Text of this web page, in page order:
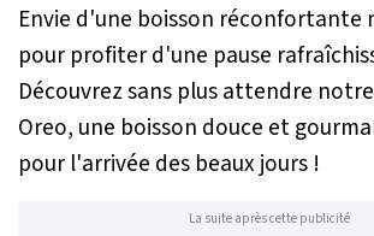
Envie d'une boisson réconfortante
pour profiter d'une pause
Découvrez sans plus attendre
Oreo, une boisson douce et
pour l'arrivée des beaux jours !
La suite après cette publicité